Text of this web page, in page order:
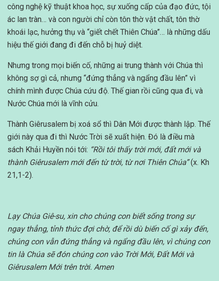
công nghệ kỹ thuật khoa học, sự xuống cấp của đạo đức, tội
ác lan tràn… và con người chỉ còn tôn thờ vật chất, tôn thờ
khoái lạc, hưởng thụ và “giết chết Thiên Chúa”… là những dấu
hiệu thế giới đang đi đến chỗ bị huỷ diệt.
Nhưng trong mọi biến cố, những ai trung thành với Chúa thì
không sợ gì cả, nhưng “đứng thẳng và ngẩng đầu lên” vì
chính mình được Chúa cứu độ. Thế gian rồi cũng qua đi, và
Nước Chúa mới là vĩnh cửu.
Thành Giêrusalem bị xoá sổ thì Dân Mới được thành lập. Thế
giới này qua đi thì Nước Trời sẽ xuất hiện. Đó là điều mà
sách Khải Huyền nói tới: “Rồi tôi thấy trời mới, đất mới và
thành Giêrusalem mới đến từ trời, từ nơi Thiên Chúa”(x. Kh
21,1-2).
Lạy Chúa Giê-su, xin cho chúng con biết sống trong sự
ngay thẳng, tỉnh thức đợi chờ, để rồi dù biến cố gì xảy đến,
chúng con vẫn đứng thẳng và ngẩng đầu lên, vì chúng con
tin là Chúa sẽ đón chúng con vào Trời Mới, Đất Mới và
Giêrusalem Mới trên trời. Amen